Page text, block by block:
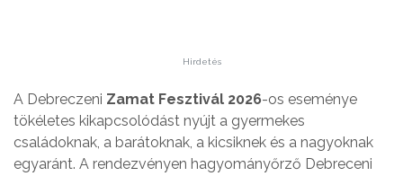
Hirdetés
A Debreczeni Zamat Fesztivál 2026-os eseménye
tökéletes kikapcsolódást nyújt a gyermekes
családoknak, a barátoknak, a kicsiknek és a nagyoknak
egyaránt. A rendezvényen hagyományőrző Debreceni